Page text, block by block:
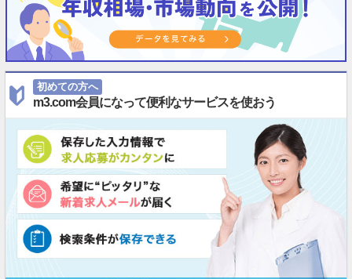
初めての方へ
m3.com会員になって便利なサービスを使おう